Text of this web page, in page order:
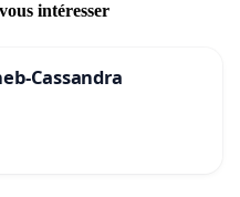
intéresser
Cassandra